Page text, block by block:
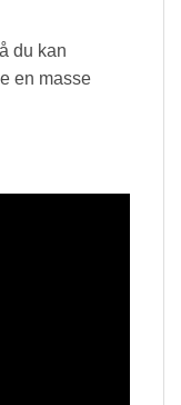
du kan
en masse